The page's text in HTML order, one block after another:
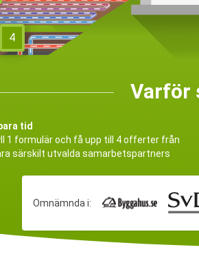
4
Varför
tid
1 formulär och få upp till 4 offerter från
särskilt utvalda samarbetspartners
Omnämnda i: